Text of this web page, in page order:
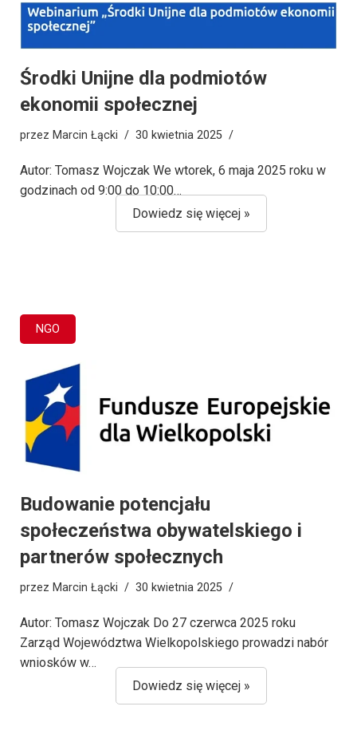
Środki Unijne dla podmiotów
ekonomii społecznej
przez Marcin Łącki 30 kwietnia 2025
Autor: Tomasz Wojczak We wtorek, 6 maja 2025 roku w
godzinach od 9:00 do 10:00…
Dowiedz się więcej »
Budowanie potencjału
społeczeństwa obywatelskiego i
partnerów społecznych
przez Marcin Łącki 30 kwietnia 2025
NGO
Autor: Tomasz Wojczak Do 27 czerwca 2025 roku
Zarząd Województwa Wielkopolskiego prowadzi nabór
wniosków w…
Dowiedz się więcej »